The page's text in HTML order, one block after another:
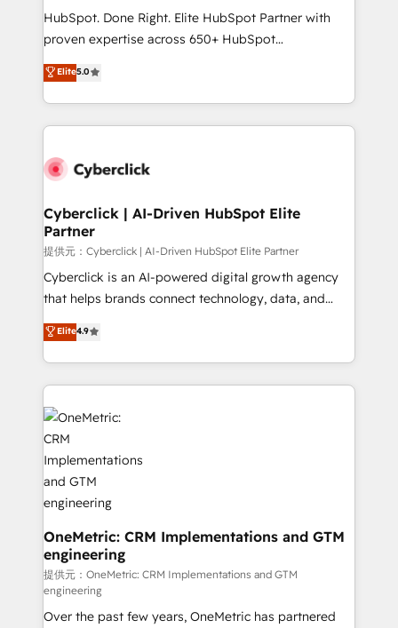
architecture, AI enablement, and strategic marketing,
delivered through our proprietary FLAIR framework
Partner and ISO 27001:2022 certified consultancy,
we blend strategy, creativity, and technology to help
HubSpot. Done Right. Elite HubSpot Partner with
proven expertise across 650+ HubSpot
implementations. With 12+ years of HubSpot
experience, we help you use the HubSpot platform
to its fullest capacity, improve your current HubSpot
website, or build your new one.
Elite5.0
Cyberclick | AI-Driven HubSpot Elite
Partner
提供元：Cyberclick | AI-Driven HubSpot Elite Partner
Cyberclick is an AI-powered digital growth agency
that helps brands connect technology, data, and
creativity to achieve measurable results. Founded in
Barcelona and operating across Spain, LATAM, and
the UK, we support global companies in building
smarter marketing, sales, and customer success
strategies. As the only HubSpot Elite Partner in
Iberia (Spain & Portugal), we combine human insight
with intelligent automation to drive sustainable
growth. Our multidisciplinary team designs solutions
that simplify complexity, boost performance, and
turn innovation into real impact. 🌍 Highlights •
HubSpot Partner since 2012 • 2022 EMEA Impact
Award: Best Integration • 150+ successful HubSpot
projects • Clients in 30+ industries • Proprietary
technology for integrations • Multilingual team:
English, Spanish, Portuguese & Italian 👉 Grow
Elite4.9
OneMetric: CRM Implementations and GTM
engineering
提供元：OneMetric: CRM Implementations and GTM
engineering
Over the past few years, OneMetric has partnered